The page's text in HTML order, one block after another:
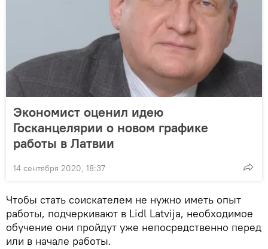
Экономист оценил идею
Госканцелярии о новом графике
работы в Латвии
14 сентября 2020, 18:37
Чтобы стать соискателем не нужно иметь опыт
работы, подчеркивают в Lidl Latvija, необходимое
обучение они пройдут уже непосредственно перед
или в начале работы.